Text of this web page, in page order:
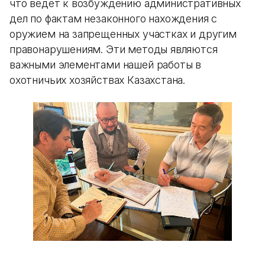
что ведет к возбуждению административных
дел по фактам незаконного нахождения с
оружием на запрещенных участках и другим
правонарушениям. Эти методы являются
важными элементами нашей работы в
охотничьих хозяйствах Казахстана.